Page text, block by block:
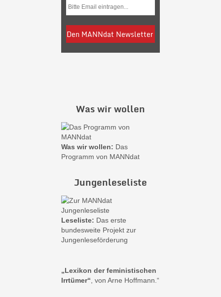
Was wir wollen
Was wir wollen: Das
Programm von MANNdat
Jungenleseliste
Leseliste: Das erste
bundesweite Projekt zur
Jungenleseförderung
„Lexikon der feministischen
Irrtümer“ , von Arne Hoffmann.“